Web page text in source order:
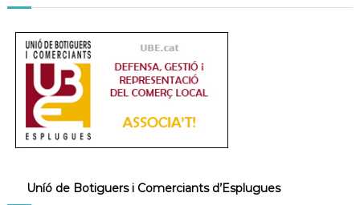
Uníó de Botiguers i Comerciants d’Esplugues